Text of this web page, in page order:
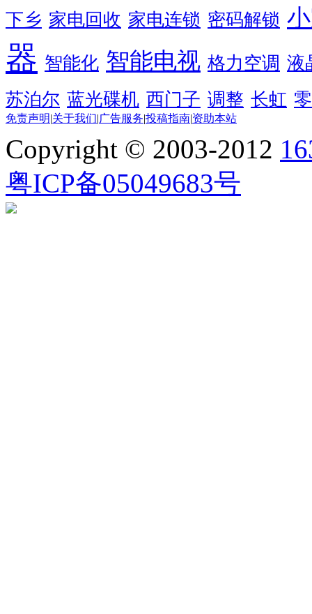
下乡 家电回收 家电连锁 密码解锁
器 智能化 智能电视 格力空调 液
苏泊尔 蓝光碟机 西门子 调整 长虹
免责声明|关于我们|广告服务|投稿指南|资助本站
Copyright © 2003-2012
粤ICP备05049683号